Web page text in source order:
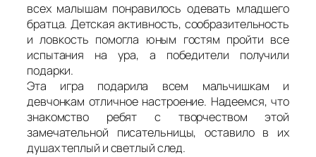
всех малышам понравилось одевать младшего
братца. Детская активность, сообразительность
и ловкость помогла юным гостям пройти все
испытания на ура, а победители получили
подарки.
Эта игра подарила всем мальчишкам и
девчонкам отличное настроение. Надеемся, что
знакомство ребят с творчеством этой
замечательной писательницы, оставило в их
душах теплый и светлый след.